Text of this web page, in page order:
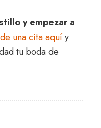
y empezar a
una cita aquíy
tu boda de